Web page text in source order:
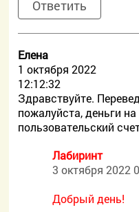
Ответить
Елена
1 октября 2022
12:12:32
Здравствуйте.
пожалуйста, деньги на
пользовательский
Лабиринт
3 октября 2022
Добрый день!